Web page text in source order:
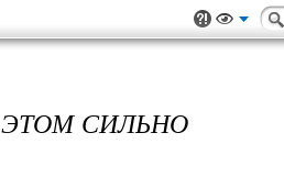
ЭТОМ СИЛЬНО